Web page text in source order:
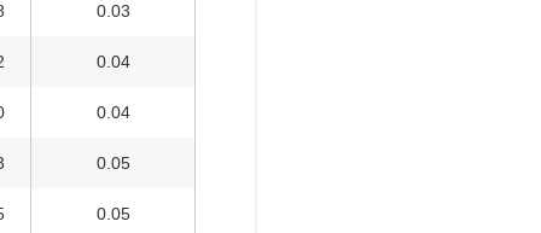
0.03
0.04
0.04
0.05
0.05